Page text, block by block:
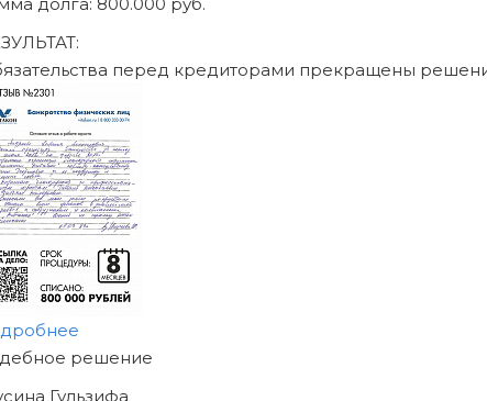
перед кредиторами прекращены
ИЗБАВЛЯТЬСЯ
ДОЛГОВ